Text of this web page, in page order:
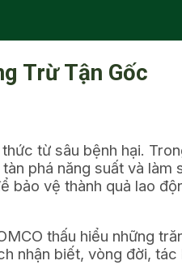
Trừ Tận Gốc
từ sâu bệnh hại.
phá năng suất và làm
bảo vệ thành quả lao
thấu hiểu những
nhận biết, vòng đời, tác